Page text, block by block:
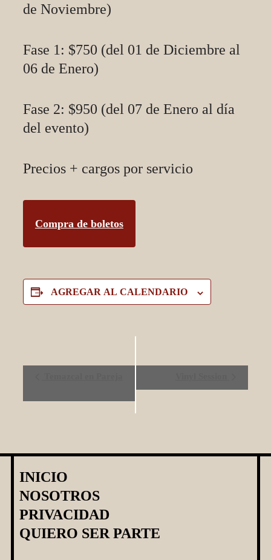
de Noviembre)
Fase 1: $750 (del 01 de Diciembre al
06 de Enero)
Fase 2: $950 (del 07 de Enero al día
del evento)
Precios + cargos por servicio
Compra de boletos
AGREGAR AL CALENDARIO
INICIO
NOSOTROS
PRIVACIDAD
QUIERO SER PARTE